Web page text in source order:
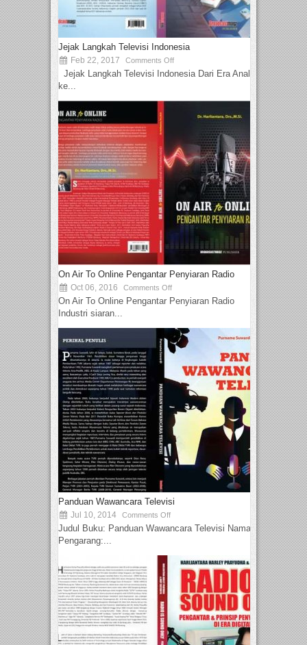
Jejak Langkah Televisi Indonesia
Feb 22, 2017 Comments Off
Jejak Langkah Televisi Indonesia Dari Era Analog
ke...
On Air To Online Pengantar Penyiaran Radio
Oct 06, 2016 Comments Off
On Air To Online Pengantar Penyiaran Radio
Industri siaran...
Panduan Wawancara Televisi
Jul 10, 2014 Comments Off
Judul Buku: Panduan Wawancara Televisi Nama
Pengarang:...